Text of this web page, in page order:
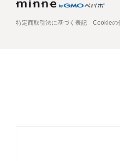
特定商取引法に基づく表記 Cookieの